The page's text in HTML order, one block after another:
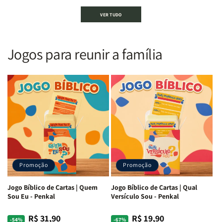
Almeida
Letra
Média
Full
Color
Brochura
Rei
Leão
Bíblia
Almeida
Letra
Média
&amp;
Full
Color
|
Brochura
|
Rei
Leão
Bíblia
PPM
|
|
Full
Color
Capa
Dura
Harpa
|
-
Cruz
Laranja
|
Full
Color
|
Capa
Dura
Harpa
|
-
Cruz
Laranja
VER TUDO
Jogos para reunir a família
Promoção
Jogo Bíblico de Cartas | Quem
Sou Eu - Penkal
-54% R$ 31,90
Promoção
Jogo Bíblico de Cartas | Qual
Versículo Sou - Penkal
-67% R$ 19,90